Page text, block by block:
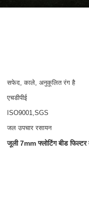
सफेद, काले, अनुकूलित रंग है
एचडीपीई
ISO9001,SGS
जल उपचार रसायन
जूली 7mm फ्लोटिंग बीड फिल्टर